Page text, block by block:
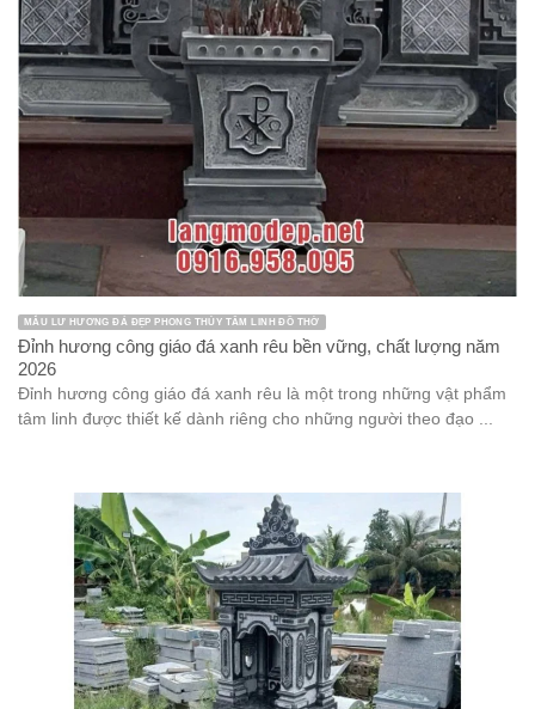
MẪU LƯ HƯƠNG ĐÁ ĐẸP PHONG THỦY TÂM LINH ĐỒ THỜ
Đỉnh hương công giáo đá xanh rêu bền vững, chất lượng năm
2026
Đỉnh hương công giáo đá xanh rêu là một trong những vật phẩm
tâm linh được thiết kế dành riêng cho những người theo đạo ...